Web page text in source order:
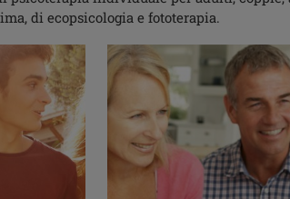
di ecopsicologia e fototerapia.